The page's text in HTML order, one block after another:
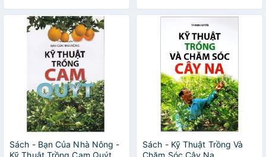
Sách - Bạn Của Nhà Nông -
Kỹ Thuật Trồng Cam Quýt
Sách - Kỹ Thuật Trồng Và
Chăm Sóc Cây Na